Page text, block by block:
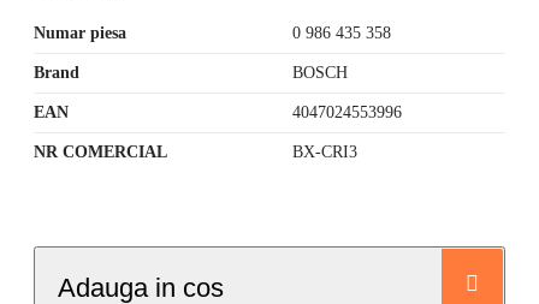
Numar piesa 0 986 435 358
Brand BOSCH
EAN 4047024553996
NR COMERCIAL BX-CRI3
Adauga in cos